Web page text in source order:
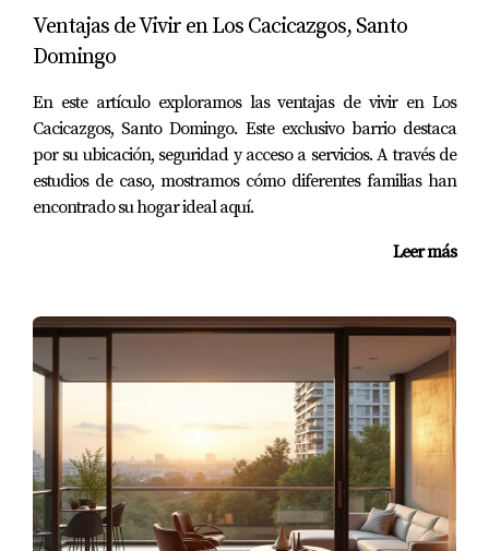
Tendrás que pagar impuestos sobre transferencias y
otros gastos notariales al momento de la compra.
¿Es seguro invertir en propiedades en RD?
Aunque hay riesgos como en cualquier mercado, muchos
han encontrado oportunidades valiosas en el país. La
clave está en investigar bien y contar con apoyo
Puedes obtener financiamiento a través de bancos
locales o préstamos personales. Asegúrate de comparar
tasas y condiciones antes de decidirte.
Como experta en el mercado inmobiliario dominicano,
puedo ayudarte a navegar este proceso. Si tienes
preguntas o deseas comenzar tu búsqueda, no dudes en
contactarme al(182) 993-75537. Estoy aquí para asistirte.
Ventajas de Vivir en Los Cacicazgos, Santo
Domingo
En este artículo exploramos las ventajas de vivir en Los
Cacicazgos, Santo Domingo. Este exclusivo barrio destaca
por su ubicación, seguridad y acceso a servicios. A través de
estudios de caso, mostramos cómo diferentes familias han
encontrado su hogar ideal aquí.
Leer más